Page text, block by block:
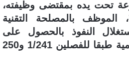
تحت يده بمقتضى وظيفته،
بالمصلحة التقنية
النفوذ بالحصول على
فائدة من صفقة عمومية طبقا للفصلين 1/241 و250